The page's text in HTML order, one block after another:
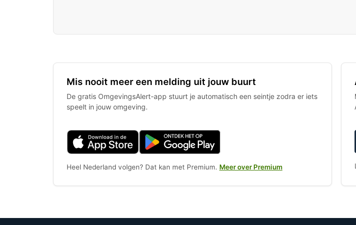
Mis nooit meer een melding uit jouw buurt
De gratis OmgevingsAlert-app stuurt je automatisch een seintje zodra er iets
speelt in jouw omgeving.
Heel Nederland volgen? Dat kan met Premium. Meer over Premium